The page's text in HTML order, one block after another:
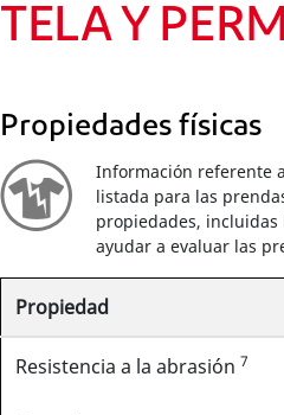
TELA Y
Propiedades físicas
Información referente
listada para las
propiedades,
ayudar a evaluar las
Propiedad
Resistencia a la abrasión 7